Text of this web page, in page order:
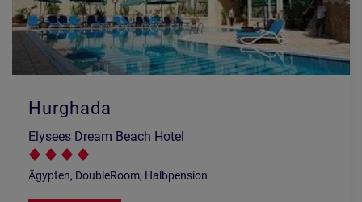
Hurghada
Elysees Dream Beach Hotel
Ägypten, DoubleRoom, Halbpension